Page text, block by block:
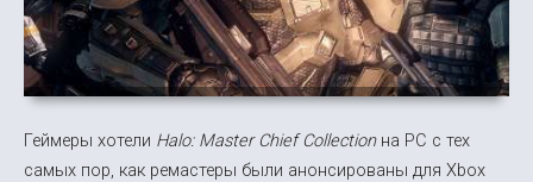
Геймеры хотели Halo: Master Chief Collectionна PC с тех
самых пор, как ремастеры были анонсированы для Xbox